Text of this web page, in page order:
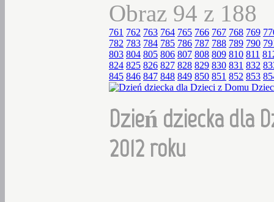
Obraz 94 z 188
761 762 763 764 765 766 767 768 769
782 783 784 785 786 787 788 789 790
803 804 805 806 807 808 809 810 811
824 825 826 827 828 829 830 831 832
845 846 847 848 849 850 851 852 853
Dzień dziecka dla
2012 roku